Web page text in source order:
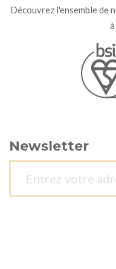
Découvrez l'ensemble de
Newsletter